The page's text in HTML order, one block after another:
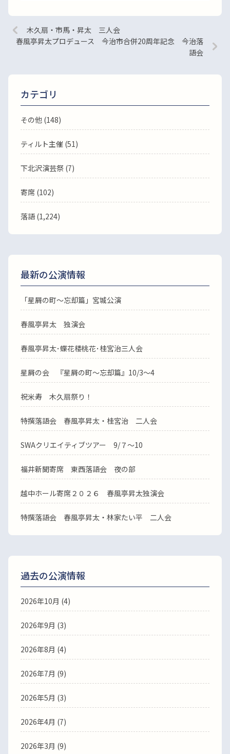
木久扇・市馬・昇太 三人会
春風亭昇太プロデュース 今治市合併20周年記念 今治落
語会
カテゴリ
その他 (148)
ティルト主催 (51)
下北沢演芸祭 (7)
寄席 (102)
落語(1,224)
最新の公演情報
「星屑の町～忘却篇」宮城公演
春風亭昇太 独演会
春風亭昇太･蝶花楼桃花･桂宮治三人会
星屑の会 『星屑の町～忘却篇』10/3～4
祝米寿 木久扇祭り！
特撰落語会 春風亭昇太・桂宮治 二人会
SWAクリエイティブツアー 9/７～10
福井新聞寄席 東西落語会 夜の部
越中ホール寄席２０２６ 春風亭昇太独演会
特撰落語会 春風亭昇太・林家たい平 二人会
過去の公演情報
2026年10月 (4)
2026年9月 (3)
2026年8月 (4)
2026年7月 (9)
2026年5月 (3)
2026年4月 (7)
2026年3月 (9)